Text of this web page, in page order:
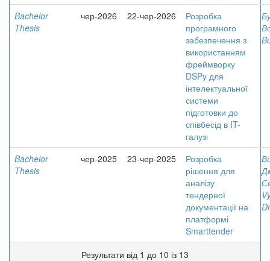
Bachelor
Thesis
чер-2026 22-чер-2026
Розробка
програмного
забезпечення з
використанням
фреймворку
DSPy для
інтелектуальної
системи
підготовки до
співбесід в IT-
галузі
Bachelor
Thesis
чер-2025 23-чер-2025
Розробка
рішення для
аналізу
тендерної
документації на
платформі
Smarttender
Результати від 1 до 10 із 13